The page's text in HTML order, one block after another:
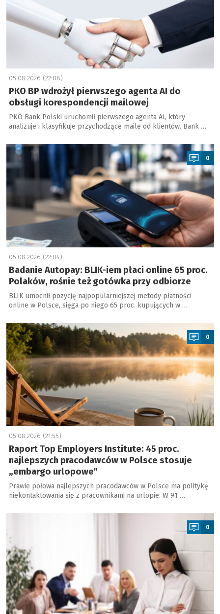
05.08.2026 (22:08)
PKO BP wdrożył pierwszego agenta AI do
obsługi korespondencji mailowej
PKO Bank Polski uruchomił pierwszego agenta AI, który
analizuje i klasyfikuje przychodzące maile od klientów. Bank …
a
0
05.08.2026 (22:04)
Badanie Autopay: BLIK-iem płaci online 65 proc.
Polaków, rośnie też gotówka przy odbiorze
BLIK umocnił pozycję najpopularniejszej metody płatności
online w Polsce, sięga po niego 65 proc. kupujących w …
a
0
05.08.2026 (21:55)
Raport Top Employers Institute: 45 proc.
najlepszych pracodawców w Polsce stosuje
„embargo urlopowe"
Prawie połowa najlepszych pracodawców w Polsce ma politykę
niekontaktowania się z pracownikami na urlopie. W 91 …
0